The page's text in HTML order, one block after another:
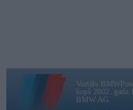
Vortāls
kopš 2002. gada
BMW AG.